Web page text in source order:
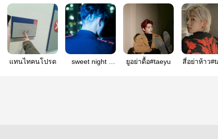
แทนไทคนโปรด
sweet night l
ยูอย่าดื้อ#taeyu สี่อย่าห้าว